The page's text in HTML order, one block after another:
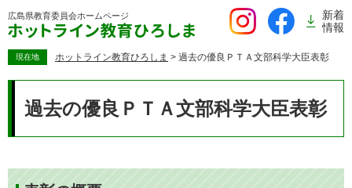
ー
広島県教育委員会ホームページ
新着
情報
現在地 ホットライン教育ひろしま > 過去の優良ＰＴＡ文部科学大臣表彰
過去の優良ＰＴＡ文部科学大臣表彰